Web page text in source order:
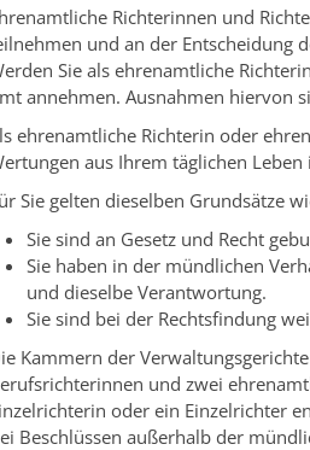
Richterinnen und
und an der Entscheidung
Sie als ehrenamtliche
annehmen. Ausnahmen hiervon
ehrenamtliche Richterin oder
aus Ihrem täglichen
Sie gelten dieselben Grundsätze
Sie sind an Gesetz und Recht
Sie haben in der mündlichen
und dieselbe Verantwortung.
Sie sind bei der Rechtsfindung
Kammern der
und zwei
oder ein Einzelrichter
Beschlüssen außerhalb der